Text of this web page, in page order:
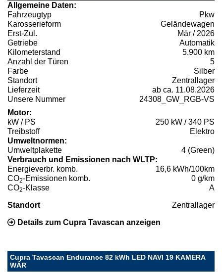
Allgemeine Daten:
Fahrzeugtyp
Pkw
Karosserieform
Geländewagen
Erst-Zul.
Mär / 2026
Getriebe
Automatik
Kilometerstand
5.900 km
Anzahl der Türen
5
Farbe
Silber
Standort
Zentrallager
Lieferzeit
ab ca. 11.08.2026
Unsere Nummer
24308_GW_RGB-VS
Motor:
kW / PS
250 kW / 340 PS
Treibstoff
Elektro
Umweltnormen:
Umweltplakette
4 (Green)
Verbrauch und Emissionen nach WLTP:
Energieverbr. komb.
16,6 kWh/100km
CO2-Emissionen komb.
0 g/km
CO2-Klasse A
Standort Zentrallager
Details zum Cupra Tavascan anzeigen
Cupra Tavascan Endurance 82 kWh LED NAVI 19 KAMERA
WÄR